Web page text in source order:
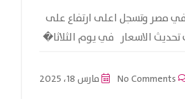
مصر وتسجل اعلى ارتفاع على
تحديث الاسعار في يوم الثلاثا�
مارس 18، 2025